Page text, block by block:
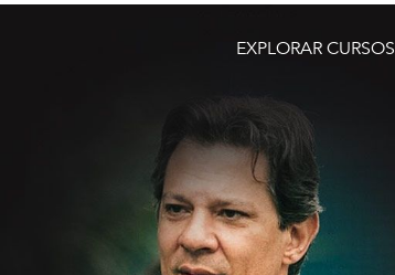
EXPLORAR CURSOS